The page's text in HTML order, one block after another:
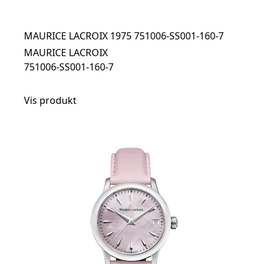
MAURICE LACROIX 1975 751006-SS001-160-7
MAURICE LACROIX
751006-SS001-160-7
Vis produkt